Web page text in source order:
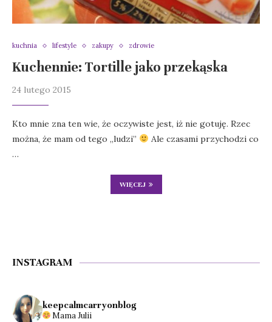
kuchnia lifestyle zakupy zdrowie
Kuchennie: Tortille jako przekąska
24 lutego 2015
Kto mnie zna ten wie, że oczywiste jest, iż nie gotuję. Rzec
można, że mam od tego „ludzi”
Ale czasami przychodzi co
…
WIĘCEJ
INSTAGRAM
keepcalmcarryonblog
Mama Julii